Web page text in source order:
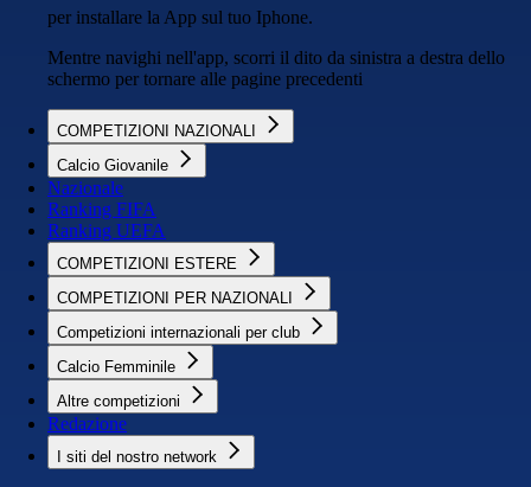
per installare la App sul tuo Iphone.
Mentre navighi nell'app, scorri il dito da sinistra a destra dello
schermo per tornare alle pagine precedenti
COMPETIZIONI NAZIONALI
Calcio Giovanile
Nazionale
Ranking FIFA
Ranking UEFA
COMPETIZIONI ESTERE
COMPETIZIONI PER NAZIONALI
Competizioni internazionali per club
Calcio Femminile
Altre competizioni
Redazione
I siti del nostro network